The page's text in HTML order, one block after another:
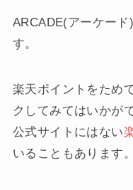
ARCADE(アーケー
す。
楽天ポイントをため
クしてみてはいかが
公式サイトにはない
いることもあります。